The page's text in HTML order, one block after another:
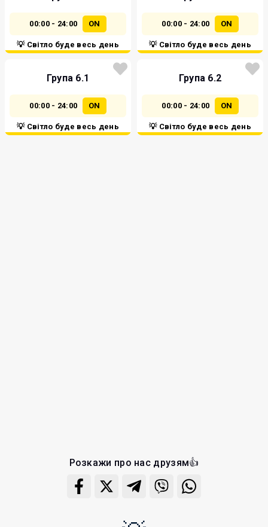
00:00 - 24:00 ON
💡 Світло буде весь день
00:00 - 24:00 ON
💡 Світло буде весь день
Група 6.1
00:00 - 24:00 ON
💡 Світло буде весь день
Група 6.2
00:00 - 24:00 ON
💡 Світло буде весь день
Розкажи про нас друзям👍